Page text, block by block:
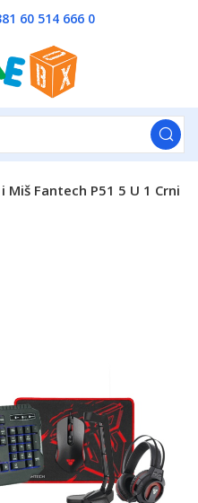
60 514 666 0
Fantech P51 5 U 1 Crni